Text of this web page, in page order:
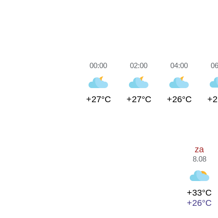
00:00
+27°C
02:00
+27°C
04:00
+26°C
za
8.08
+33°C
+26°C